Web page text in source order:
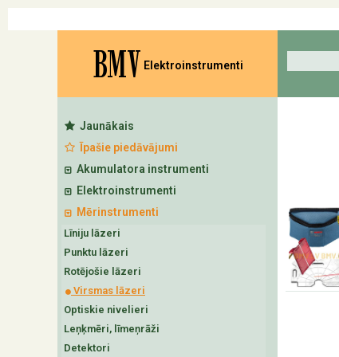
BMV Elektroinstrumenti
Jaunākais
Īpašie piedāvājumi
Akumulatora instrumenti
Elektroinstrumenti
Mērinstrumenti
Līniju lāzeri
Punktu lāzeri
Rotējošie lāzeri
Virsmas lāzeri
Optiskie nivelieri
Leņķmēri, līmeņrāži
Detektori